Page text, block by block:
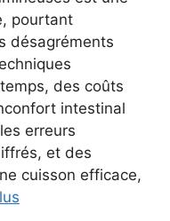
pourtant
désagréments
des coûts
intestinal
erreurs
et des
cuisson efficace,